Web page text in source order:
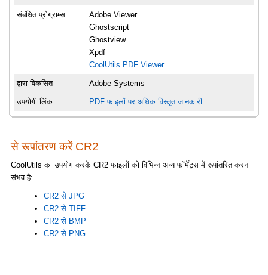
संबंधित प्रोग्राम्स
Adobe Viewer
Ghostscript
Ghostview
Xpdf
CoolUtils PDF Viewer
द्वारा विकसित Adobe Systems
उपयोगी लिंक PDF फाइलों पर अधिक विस्तृत जानकारी
से रूपांतरण करें CR2
CoolUtils का उपयोग करके CR2 फाइलों को विभिन्न अन्य फॉर्मेट्स में रूपांतरित करना
संभव है:
CR2 से JPG
CR2 से TIFF
CR2 से BMP
CR2 से PNG